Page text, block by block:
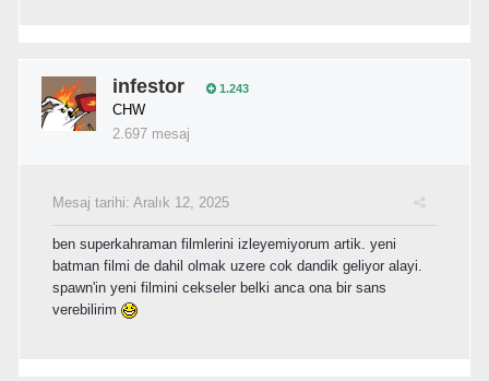
infestor 1.243
CHW
2.697 mesaj
Mesaj tarihi: Aralık 12, 2025
ben superkahraman filmlerini izleyemiyorum artik. yeni
batman filmi de dahil olmak uzere cok dandik geliyor alayi.
spawn'in yeni filmini cekseler belki anca ona bir sans
verebilirim